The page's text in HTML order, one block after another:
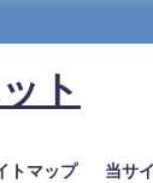
ト
トマップ 当サ